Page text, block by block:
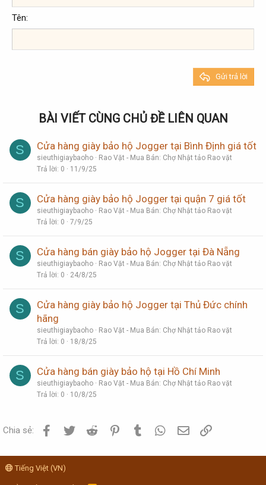
18
22
Tahoma
Times New Roman
Heading 2
Heading 3
Tên
Gửi trả lời
BÀI VIẾT CÙNG CHỦ ĐỀ LIÊN QUAN
S Cửa hàng giày bảo hộ Jogger tại Bình Định giá tốt
sieuthigiaybaoho
Rao Vặt - Mua Bán: Chợ Nhật tảo Rao vặt
Trả lời 0 11/9/25
S Cửa hàng giày bảo hộ Jogger tại quận 7 giá tốt
sieuthigiaybaoho
Rao Vặt - Mua Bán: Chợ Nhật tảo Rao vặt
Trả lời 0 7/9/25
S Cửa hàng bán giày bảo hộ Jogger tại Đà Nẵng
sieuthigiaybaoho
Rao Vặt - Mua Bán: Chợ Nhật tảo Rao vặt
Trả lời 0 24/8/25
S
Cửa hàng giày bảo hộ Jogger tại Thủ Đức chính
hãng
sieuthigiaybaoho
Rao Vặt - Mua Bán: Chợ Nhật tảo Rao vặt
Trả lời 0 18/8/25
S Cửa hàng bán giày bảo hộ tại Hồ Chí Minh
sieuthigiaybaoho
Rao Vặt - Mua Bán: Chợ Nhật tảo Rao vặt
Trả lời 0 10/8/25
Chia sẻ: Facebook
Twitter Reddit PinterestTumblr WhatsApp
Email
Tiếng Việt (VN)